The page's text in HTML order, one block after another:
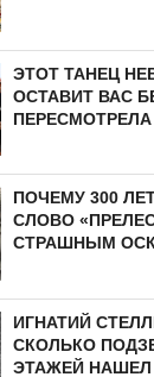
ЭТОТ ТАНЕЦ
ОСТАВИТ ВАС
ПЕРЕСМОТРЕЛА
ПОЧЕМУ 300
СЛОВО
СТРАШНЫМ
ИГНАТИЙ
СКОЛЬКО
ЭТАЖЕЙ